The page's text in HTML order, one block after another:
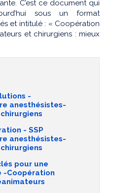
C’est ce document qui
sous un format
et intitulé : « Coopération
et chirurgiens : mieux
-
anesthésistes-
- SSP
anesthésistes-
pour une
-Coopération